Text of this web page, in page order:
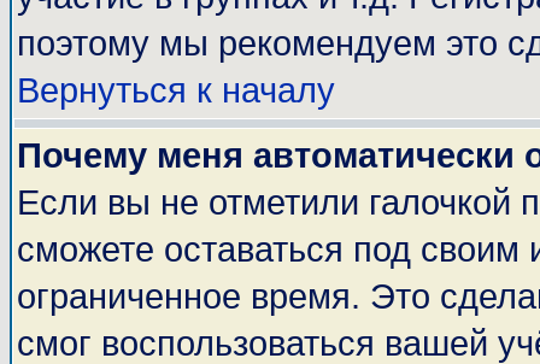
поэтому мы рекомендуем это
Вернуться к началу
Почему меня автоматически
Если вы не отметили галочкой
сможете оставаться под
ограниченное время. Это
смог воспользоваться вашей